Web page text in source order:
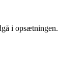
i opsætningen.